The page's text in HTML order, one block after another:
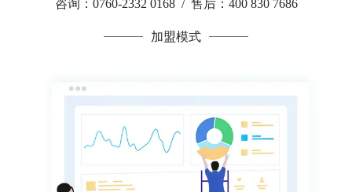
咨询：0760-2332 0168 / 售后：400 830 7686
加盟模式